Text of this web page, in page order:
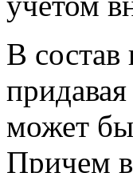
В состав
может
Причем